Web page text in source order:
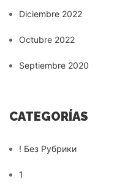
Diciembre 2022
Octubre 2022
Septiembre 2020
CATEGORÍAS
! Без Рубрики
1